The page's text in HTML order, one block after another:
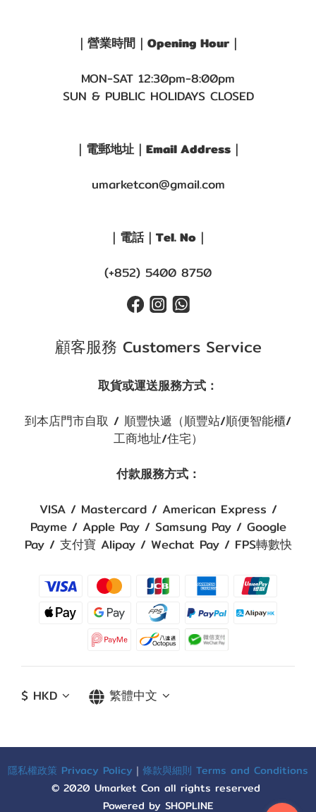
｜營業時間｜Opening Hour｜
MON-SAT 12:30pm-8:00pm
SUN & PUBLIC HOLIDAYS CLOSED
｜電郵地址｜Email Address｜
umarketcon@gmail.com
｜電話｜Tel. No｜
(+852) 5400 8750
顧客服務 Customers Service
取貨或運送服務方式：
到本店門市自取 / 順豐快遞（順豐站/順便智能櫃/
工商地址/住宅）
付款服務方式：
VISA / Mastercard / American Express /
Payme / Apple Pay / Samsung Pay / Google
Pay / 支付寶 Alipay / Wechat Pay / FPS轉數快
$ HKD 繁體中文
隱私權政策 Privacy Policy ｜ 條款與細則 Terms and Conditions
© 2020 Umarket Con all rights reserved
Powered by SHOPLINE